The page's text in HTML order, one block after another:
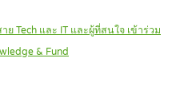
Tech และ IT และผู้ที่สนใจ เข้าร่วม
& Fund